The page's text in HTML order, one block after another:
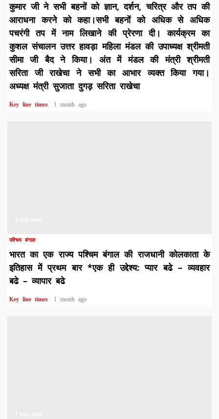
कुमार जी ने सभी बहनों को ज्ञान, दर्शन, चरित्र और तप की
आराधना करने को कहा।सभी बहनों को अधिक से अधिक
पचरंगी तप में नाम लिखाने की प्रेरणा दी। कार्यक्रम का
कुशल संचालन उत्तर हावड़ा महिला मंडल की उपाध्यक्ष श्रीमती
सीमा जी बैद ने किया। ​अंत में मंडल की मंत्री श्रीमती
सरिता जी राखेचा ने सभी का आभार व्यक्त किया गया।
अध्यक्ष मंत्री सुजाता दुगड़ सरिता राखेचा ​
Key line times 1 month ago
पश्चिम बंगाल
भारत का एक राज्य पश्चिम बंगाल की राजधानी कोलकाता के
इतिहास में प्रथम बार *एक ही उद्देश्य: प्यार बढे – व्यवहार
बढे – व्यापार बढे
Key line times 1 month ago